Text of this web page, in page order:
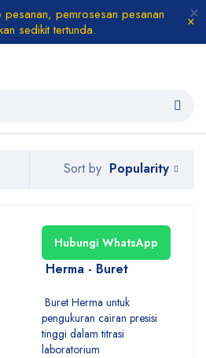
pesanan, pemrosesan pesanan
sedikit tertunda.
Sort by Popularity
Hubungi WhatsApp
Herma - Buret
Buret Herma untuk
pengukuran cairan presisi
tinggi dalam titrasi
laboratorium